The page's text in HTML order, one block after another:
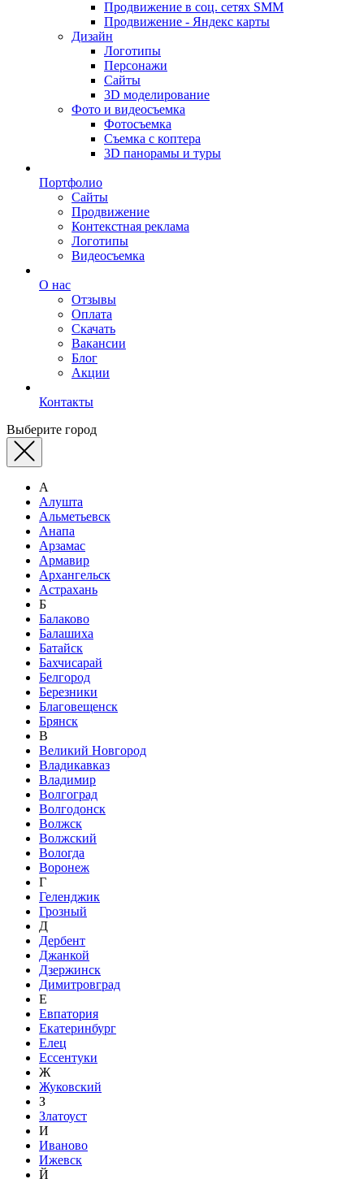
Продвижение в соц. сетях SMM
Продвижение - Яндекс карты
Дизайн
Логотипы
Персонажи
Сайты
3D моделирование
Фото и видеосъемка
Фотосъемка
Съемка с коптера
3D панорамы и туры
Портфолио
Сайты
Продвижение
Контекстная реклама
Логотипы
Видеосъемка
О нас
Отзывы
Оплата
Скачать
Вакансии
Блог
Акции
Контакты
Выберите город
А
Алушта
Альметьевск
Анапа
Арзамас
Армавир
Архангельск
Астрахань
Б
Балаково
Балашиха
Батайск
Бахчисарай
Белгород
Березники
Благовещенск
Брянск
В
Великий Новгород
Владикавказ
Владимир
Волгоград
Волгодонск
Волжск
Волжский
Вологда
Воронеж
Г
Геленджик
Грозный
Д
Дербент
Джанкой
Дзержинск
Димитровград
Е
Евпатория
Екатеринбург
Елец
Ессентуки
Ж
Жуковский
З
Златоуст
И
Иваново
Ижевск
Й